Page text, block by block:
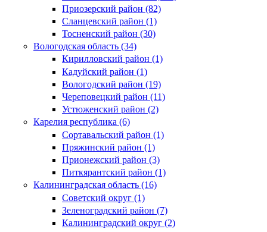
Приозерский район (82)
Сланцевский район (1)
Тосненский район (30)
Вологодская область (34)
Кирилловский район (1)
Кадуйский район (1)
Вологодский район (19)
Череповецкий район (11)
Устюженский район (2)
Карелия республика (6)
Сортавальский район (1)
Пряжинский район (1)
Прионежский район (3)
Питкярантский район (1)
Калининградская область (16)
Советский округ (1)
Зеленоградский район (7)
Калининградский округ (2)